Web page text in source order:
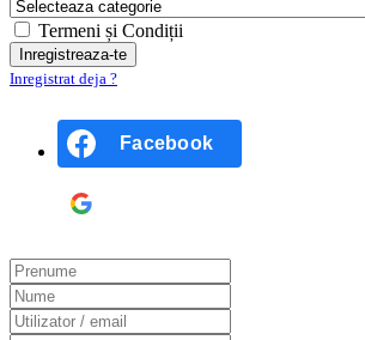
Termeni și Condiții
Inregistrat deja ?
Facebook